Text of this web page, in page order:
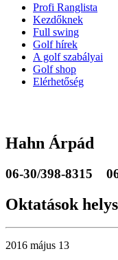
Profi Ranglista
Kezdőknek
Full swing
Golf hírek
A golf szabályai
Golf shop
Elérhetőség
Hahn Árpád
06-30/398-8315
Oktatások
2016 május 13